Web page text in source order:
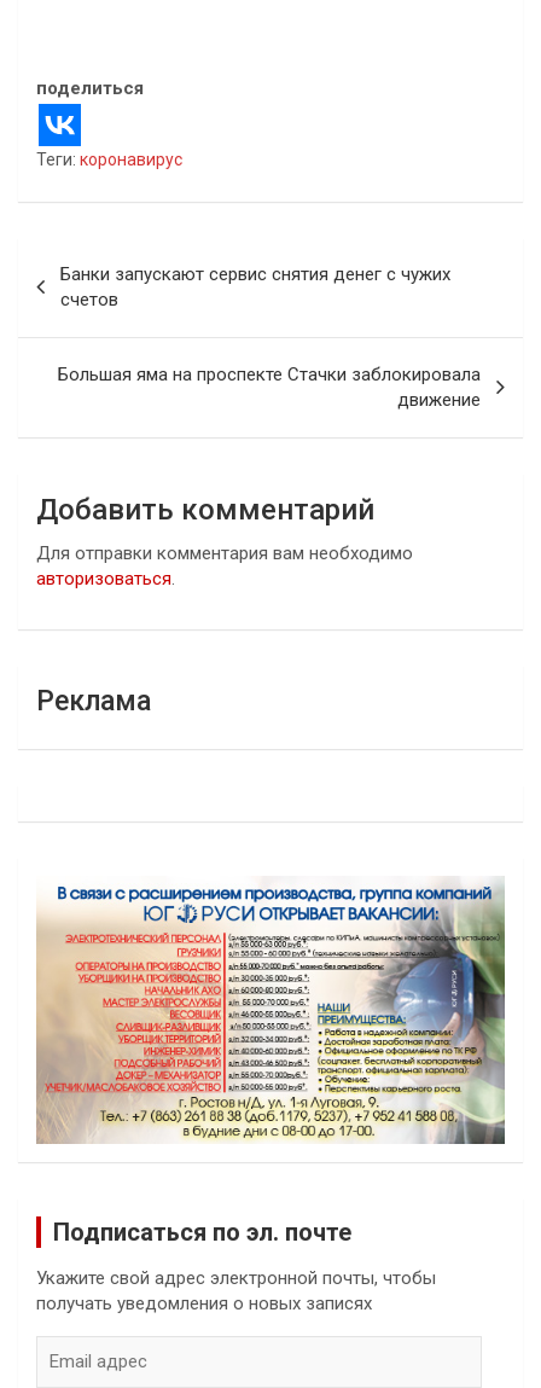
поделиться
Теги: коронавирус
по
записям
Банки запускают сервис снятия денег с чужих
счетов
Большая яма на проспекте Стачки заблокировала
движение
Добавить комментарий
Для отправки комментария вам необходимо
авторизоваться.
Реклама
Подписаться по эл. почте
Укажите свой адрес электронной почты, чтобы
получать уведомления о новых записях
адрес